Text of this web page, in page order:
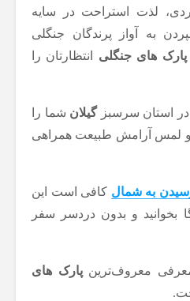
لذت استراحت در سایه
به آواز پرندگان جنگلی
پارک های جنگلی انتظارتان را
در استان سرسبزگیلان شما را
و لمس آرامش طبیعت همراهی
به شمال کافی است این
بخوانید و بدون دردسر سفر
معرفی معروف‌ترینپارک های